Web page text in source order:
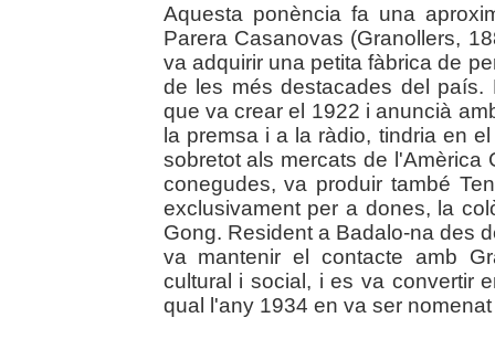
Aquesta ponència fa una
Parera Casanovas (Granollers,
va adquirir una petita fàbrica de
de les més destacades del
que va crear el 1922 i anuncià
la premsa i a la ràdio, tindria en
sobretot als mercats de l'Amèrica
conegudes, va produir també
exclusivament per a dones, la
Gong. Resident a Badalo-na des
va mantenir el contacte amb
cultural i social, i es va convertir
qual l'any 1934 en va ser